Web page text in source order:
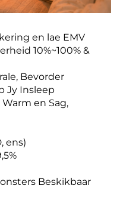
en lae EMV
10%~100% &
Bevorder
Jy Insleep
en Sag,
ens)
Beskikbaar